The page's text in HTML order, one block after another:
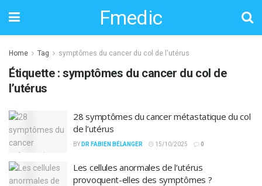
Fmedic
Home Tag symptômes du cancer du col de l'utérus
Étiquette :symptômes du cancer du col de
l’utérus
28 symptômes du cancer métastatique du col
de l’utérus
BY DR FABIEN BÉLANGER 15/10/2025 0
Les cellules anormales de l’utérus
provoquent-elles des symptômes ?